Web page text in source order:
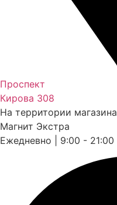
Проспект
Кирова 308
На территории магазина
Магнит Экстра
Ежедневно | 9:00 - 21:00